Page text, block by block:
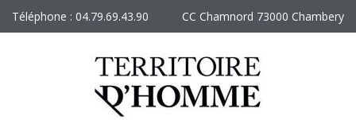
Téléphone : 04.79.69.43.90 CC Chamnord 73000 Chambery